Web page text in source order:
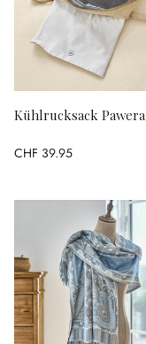
Kühlrucksack Pawera
CHF 39.95